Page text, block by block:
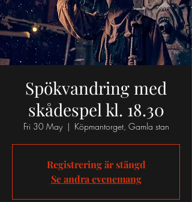
Spökvandring med
skådespel kl. 18.30
Fri 30 May
  |
Köpmantorget, Gamla stan
Registrering är stängd
Se andra evenemang